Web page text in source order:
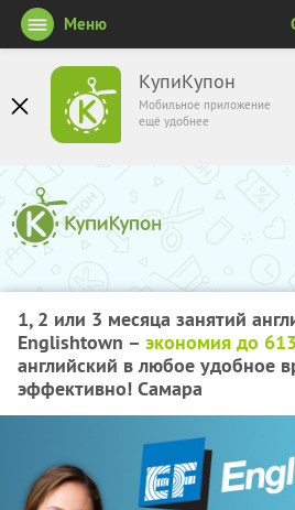
КупиКупон
Мобильное приложение
ещё удобнее
Меню
1, 2 или 3 месяца занятий
Englishtown – экономия до
английский в любое удобное
эффективно! Самара